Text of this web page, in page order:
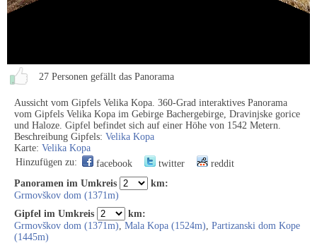
27 Personen gefällt das Panorama
Aussicht vom Gipfels Velika Kopa. 360-Grad interaktives Panorama
vom Gipfels Velika Kopa im Gebirge Bachergebirge, Dravinjske gorice
und Haloze. Gipfel befindet sich auf einer Höhe von 1542 Metern.
Beschreibung Gipfels: Velika Kopa
Karte: Velika Kopa
Hinzufügen zu:
facebook twitter
reddit
Panoramen im Umkreis
km:
Grmovškov dom (1371m)
Gipfel im Umkreis
km:
Grmovškov dom (1371m), Mala Kopa (1524m), Partizanski dom Kope
(1445m)